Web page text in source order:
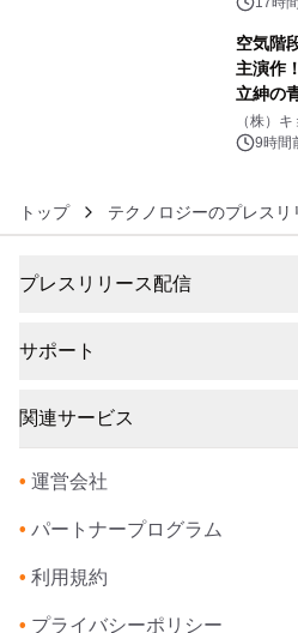
空気階
主演作
立紳の
マジで
（株）
9時間
トップ テクノロジーのプレスリ
プレスリリース配信
サポート
関連サービス
• 運営会社
• パートナープログラム
• 利用規約
• プライバシーポリシー